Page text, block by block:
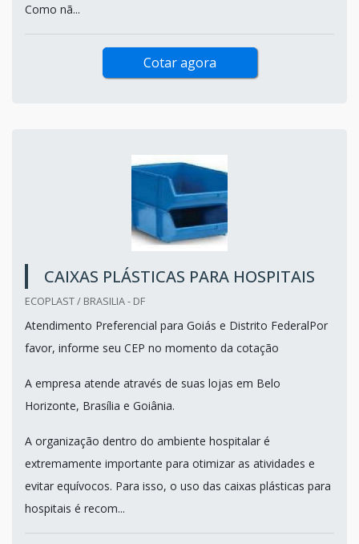
Como nã...
Cotar agora
CAIXAS PLÁSTICAS PARA HOSPITAIS
ECOPLAST / BRASILIA - DF
Atendimento Preferencial para Goiás e Distrito FederalPor
favor, informe seu CEP no momento da cotação
A empresa atende através de suas lojas em Belo
Horizonte, Brasília e Goiânia.
A organização dentro do ambiente hospitalar é
extremamente importante para otimizar as atividades e
evitar equívocos. Para isso, o uso das caixas plásticas para
hospitais é recom...